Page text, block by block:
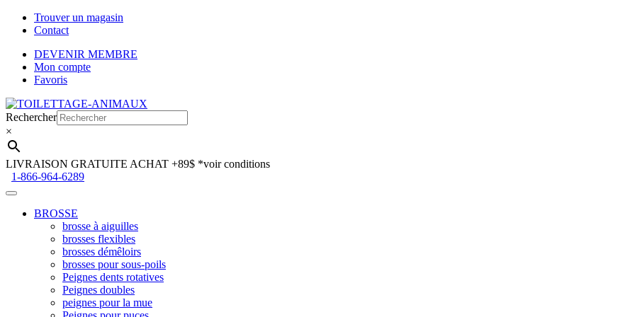
Trouver un magasin
Contact
DEVENIR MEMBRE
Mon compte
Favoris
Aller
à
la
navigation
Aller
au
contenu
Rechercher
×
LIVRAISON GRATUITE ACHAT +89$ *voir conditions
1-866-964-6289
BROSSE
brosse à aiguilles
brosses flexibles
brosses démêloirs
brosses pour sous-poils
Peignes dents rotatives
Peignes doubles
peignes pour la mue